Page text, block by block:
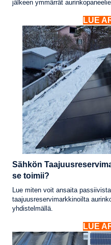
jälkeen ymmärrät
LUE
Sähkön
se toimii?
Lue miten voit ansaita
taajuusreservimarkkinoilta
yhdistelmällä.
LUE